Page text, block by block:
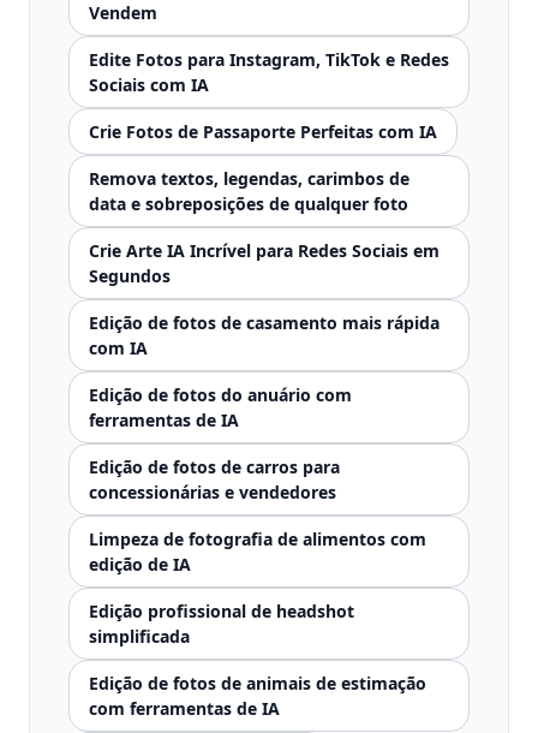
Vendem
Edite Fotos para Instagram, TikTok e Redes
Sociais com IA
Crie Fotos de Passaporte Perfeitas com IA
Remova textos, legendas, carimbos de
data e sobreposições de qualquer foto
Crie Arte IA Incrível para Redes Sociais em
Segundos
Edição de fotos de casamento mais rápida
com IA
Edição de fotos do anuário com
ferramentas de IA
Edição de fotos de carros para
concessionárias e vendedores
Limpeza de fotografia de alimentos com
edição de IA
Edição profissional de headshot
simplificada
Edição de fotos de animais de estimação
com ferramentas de IA